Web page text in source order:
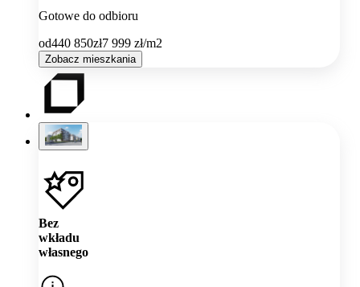
Gotowe do odbioru
od440 850zł7 999 zł/m2
Zobacz mieszkania
Bez
wkładu
własnego